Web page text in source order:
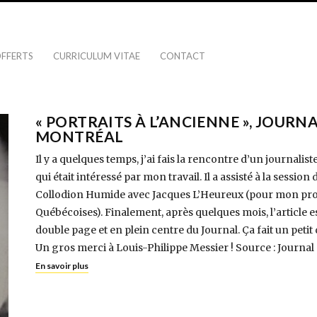
CURRICULUM VITAE CONTACT
« PORTRAITS À L’ANCIENNE »,
MONTRÉAL
Il y a quelques temps, j’ai fais la rencontre d’un
qui était intéressé par mon travail. Il a assisté à la session
Collodion Humide avec Jacques L’Heureux (pour mon
Québécoises). Finalement, après quelques mois, l’article
double page et en plein centre du Journal. Ça fait un
Un gros merci à Louis-Philippe Messier ! Source :
En savoir plus